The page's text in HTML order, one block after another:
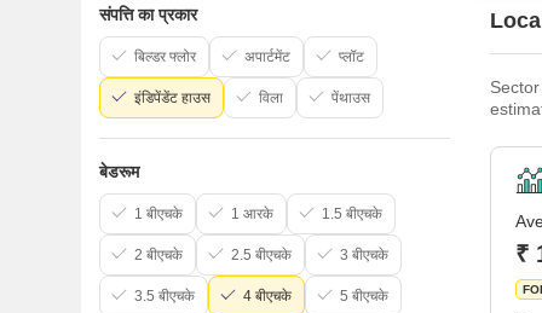
₹
संपत्ति का प्रकार
बिल्डर फ्लोर अपार्टमेंट प्लॉट
इंडिपेंडेंट हाउस विला पेंथाउस
बेडरूम
1 बीएचके 1 आरके 1.5 बीएचके
2 बीएचके 2.5 बीएचके 3 बीएचके
3.5 बीएचके 4 बीएचके 5 बीएचके